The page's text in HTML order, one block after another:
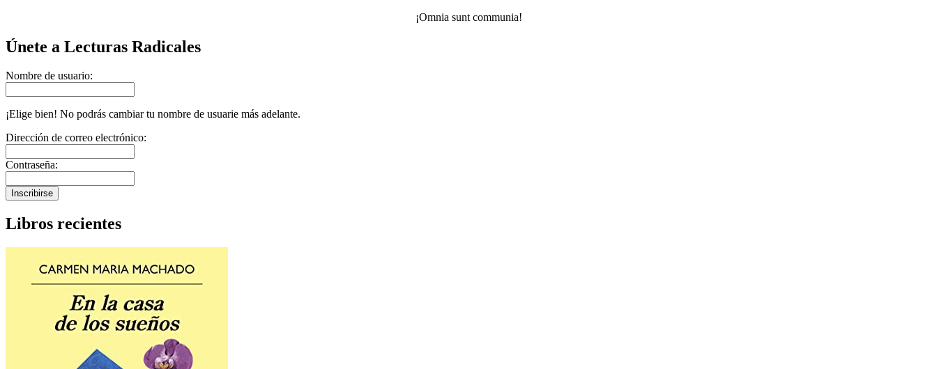
¡Omnia sunt communia!
Únete a Lecturas Radicales
Nombre de usuario:
¡Elige bien! No podrás cambiar tu nombre de usuarie más adelante.
Dirección de correo electrónico:
Contraseña:
Inscribirse
Libros recientes